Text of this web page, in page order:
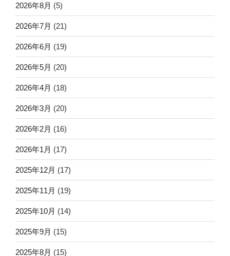
2026年8月 (5)
2026年7月 (21)
2026年6月 (19)
2026年5月 (20)
2026年4月 (18)
2026年3月 (20)
2026年2月 (16)
2026年1月 (17)
2025年12月 (17)
2025年11月 (19)
2025年10月 (14)
2025年9月 (15)
2025年8月 (15)